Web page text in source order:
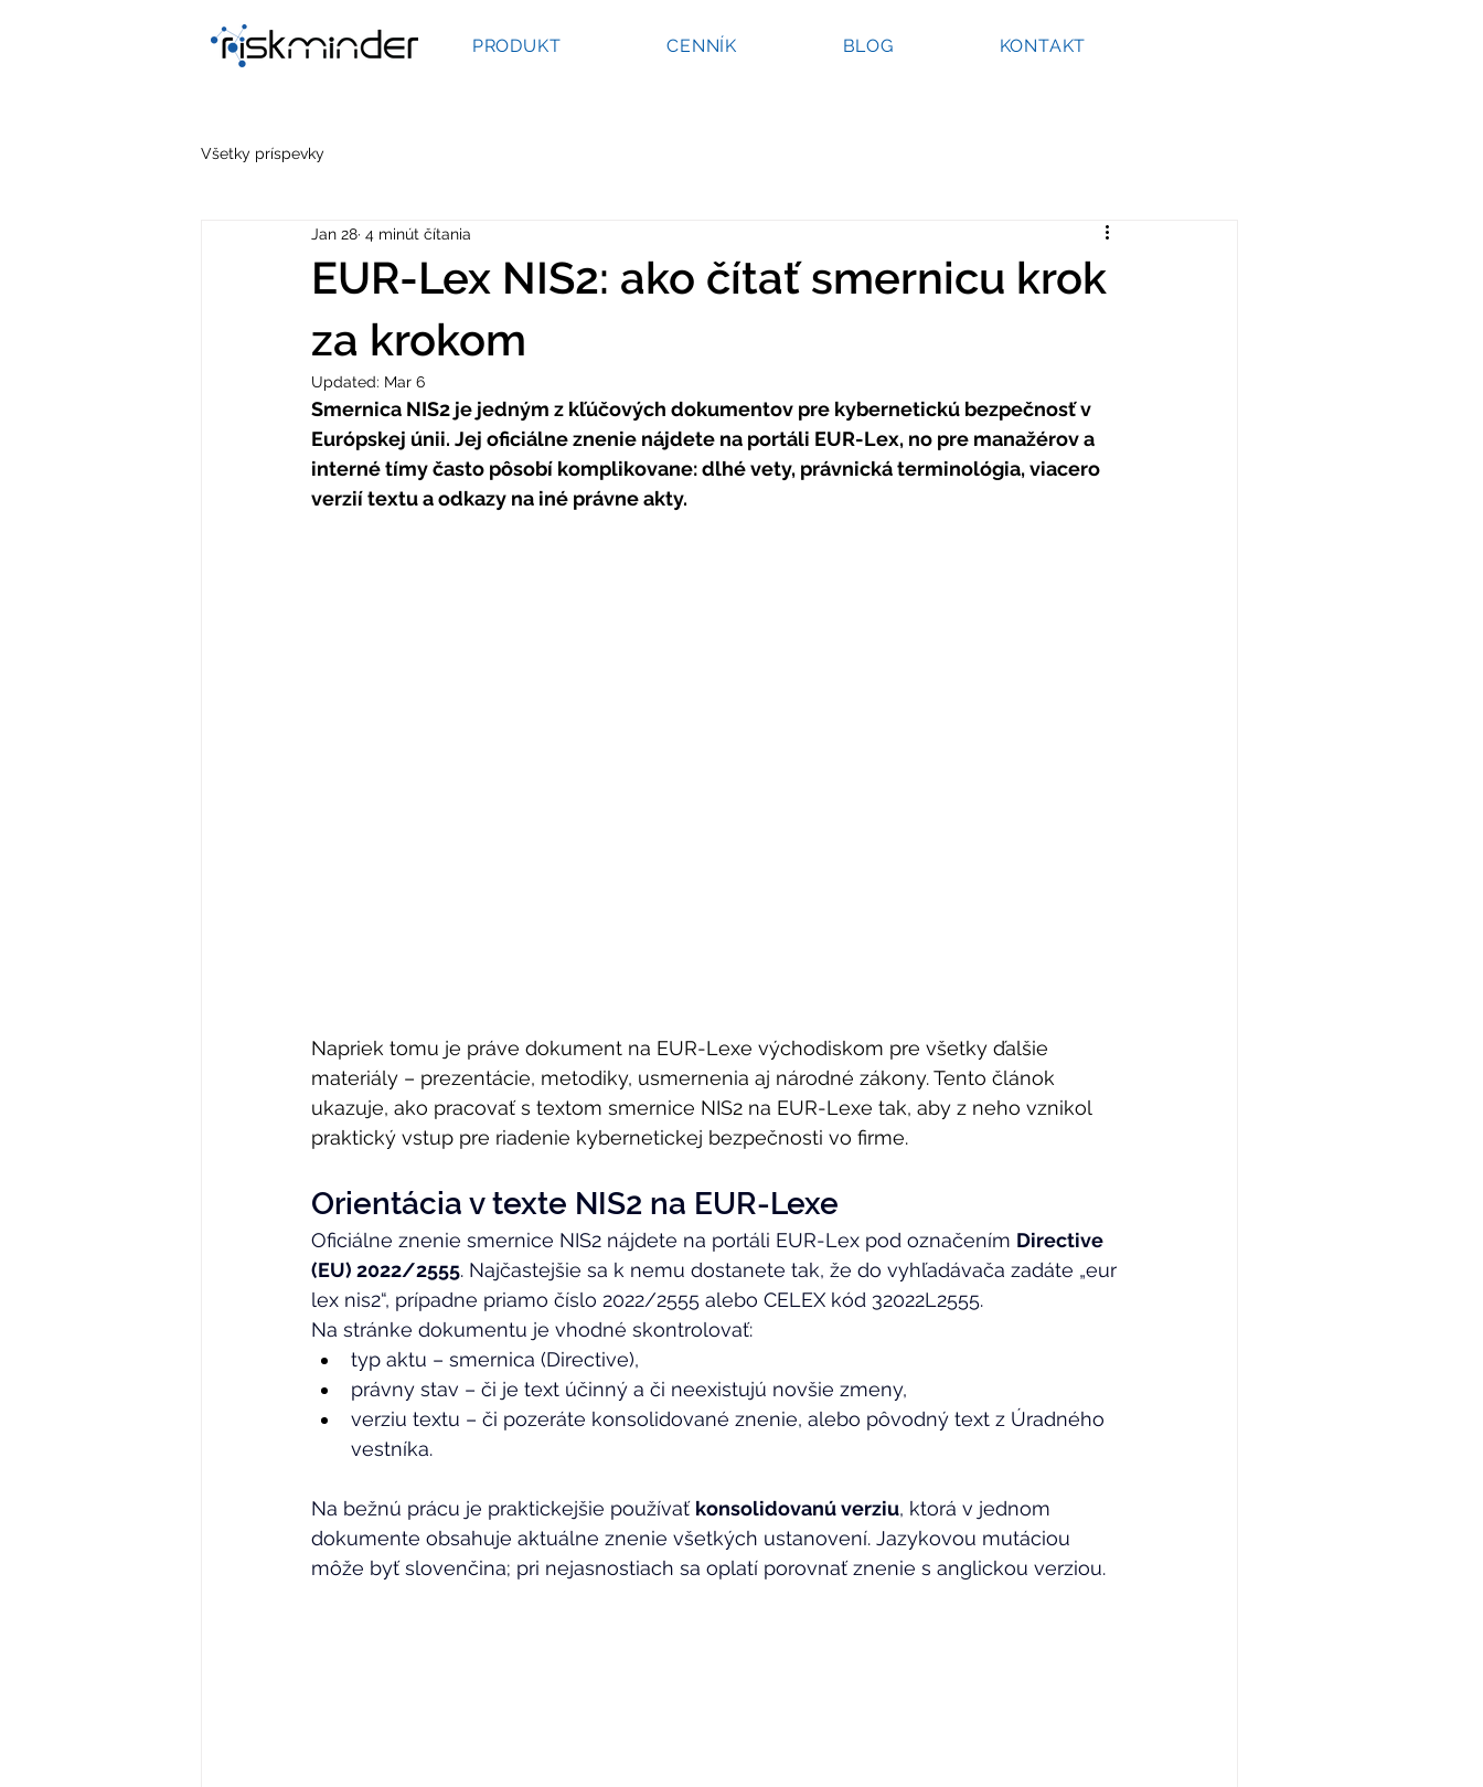
PRODUKT CENNÍK BLOG KONTAKT
Všetky príspevky
EUR-Lex NIS2: ako čítať smernicu krok
za krokom
Jan 28 4 minút čítania
Updated: Mar 6
Smernica NIS2 je jedným z kľúčových dokumentov pre kybernetickú bezpečnosť v
Európskej únii. Jej oficiálne znenie nájdete na portáli EUR-Lex, no pre manažérov a
interné tímy často pôsobí komplikovane: dlhé vety, právnická terminológia, viacero
verzií textu a odkazy na iné právne akty.
Napriek tomu je práve dokument na EUR-Lexe východiskom pre všetky ďalšie
materiály – prezentácie, metodiky, usmernenia aj národné zákony. Tento článok
ukazuje, ako pracovať s textom smernice NIS2 na EUR-Lexe tak, aby z neho vznikol
praktický vstup pre riadenie kybernetickej bezpečnosti vo firme.
Orientácia v texte NIS2 na EUR-Lexe
Oficiálne znenie smernice NIS2 nájdete na portáli EUR-Lex pod označením Directive
(EU) 2022/2555. Najčastejšie sa k nemu dostanete tak, že do vyhľadávača zadáte „eur
lex nis2“, prípadne priamo číslo 2022/2555 alebo CELEX kód 32022L2555.
Na stránke dokumentu je vhodné skontrolovať:
typ aktu – smernica (Directive),
právny stav – či je text účinný a či neexistujú novšie zmeny,
verziu textu – či pozeráte konsolidované znenie, alebo pôvodný text z Úradného
vestníka.
Na bežnú prácu je praktickejšie používať konsolidovanú verziu, ktorá v jednom
dokumente obsahuje aktuálne znenie všetkých ustanovení. Jazykovou mutáciou
môže byť slovenčina; pri nejasnostiach sa oplatí porovnať znenie s anglickou verziou.